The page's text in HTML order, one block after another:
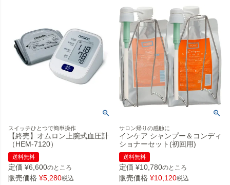
スイッチひとつで簡単操作
【終売】オムロン上腕式血圧計
（HEM-7120）
送料無料
定価 ¥6,600のところ
販売価格 ¥5,280税込
サロン帰りの感触に
インケア シャンプー＆コンディ
ショナーセット(初回用)
送料無料
定価 ¥10,780のところ
販売価格 ¥10,120税込